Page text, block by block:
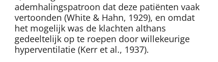
ademhalingspatroon dat deze patiënten vaak
vertoonden (White & Hahn, 1929), en omdat
het mogelijk was de klachten althans
gedeeltelijk op te roepen door willekeurige
hyperventilatie (Kerr et al., 1937).